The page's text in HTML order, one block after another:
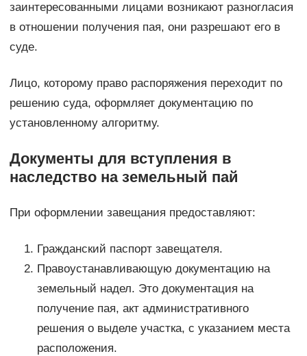
заинтересованными лицами возникают разногласия
в отношении получения пая, они разрешают его в
суде.
Лицо, которому право распоряжения переходит по
решению суда, оформляет документацию по
установленному алгоритму.
Документы для вступления в
наследство на земельный пай
При оформлении завещания предоставляют:
Гражданский паспорт завещателя.
Правоустанавливающую документацию на
земельный надел. Это документация на
получение пая, акт административного
решения о выделе участка, с указанием места
расположения.